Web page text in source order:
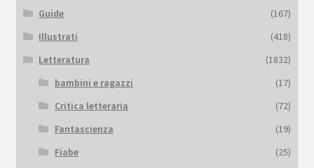
Guide
(167)
Illustrati
(418)
Letteratura
(1832)
bambini e ragazzi
(17)
Critica letteraria
(72)
Fantascienza
(19)
Fiabe
(25)